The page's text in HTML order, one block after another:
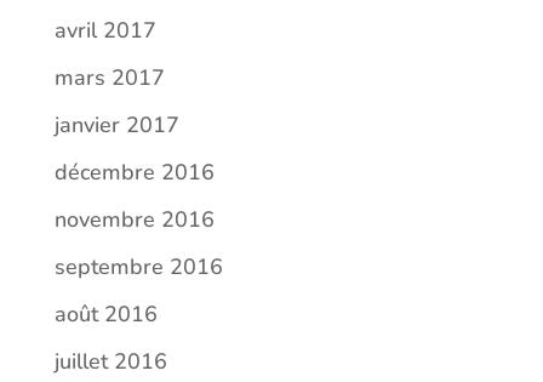
avril 2017
mars 2017
janvier 2017
décembre 2016
novembre 2016
septembre 2016
août 2016
juillet 2016